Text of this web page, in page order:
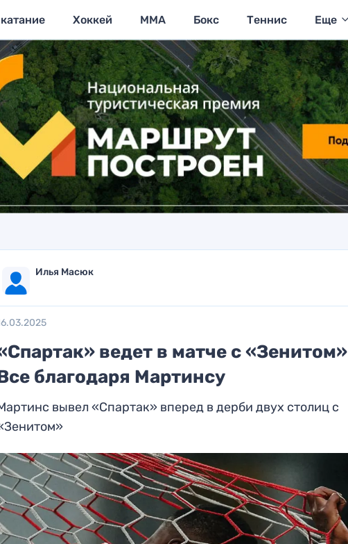
Хоккей MMA Бокс Теннис Еще
Илья Масюк
ведет в матче с
благодаря Мартинсу
вывел «Спартак» вперед в дерби двух столиц с